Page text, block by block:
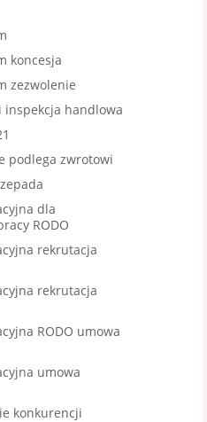
koncesja
zezwolenie
inspekcja handlowa
podlega zwrotowi
dla
RODO
rekrutacja
rekrutacja
RODO umowa
umowa
konkurencji